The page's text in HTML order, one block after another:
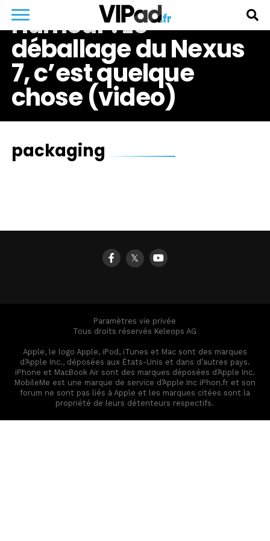
Humour : Le
déballage du Nexus
7, c’est quelque
chose (video)
packaging
𝕏
Paramètres vie privée
Tous droits réservés Keleops AG
Apple, le logo Apple, iPod, iTunes et Mac sont des marques
d’Apple Inc., déposées aux États-Unis et dans d’autres pays.
iPhone et MacBook Air sont des marques déposées d’Apple Inc.
MobileMe est une marque de service d’Apple Inc iPhon.fr et son
forum ne sont pas liés à Apple et les marques citées sont la
propriété de leurs détenteurs respectifs.